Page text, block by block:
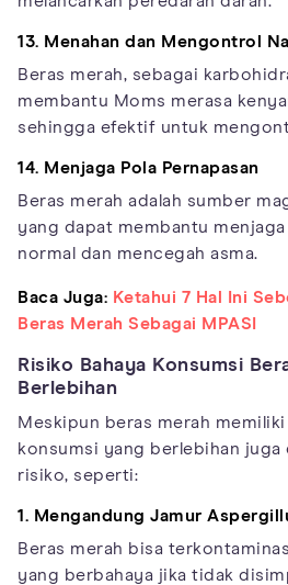
13. Menahan dan Mengontrol
Beras merah, sebagai
membantu Moms merasa
sehingga efektif untuk
14. Menjaga Pola Pernapasan
Beras merah adalah sumber
yang dapat membantu
normal dan mencegah asma.
Baca Juga: Ketahui 7 Hal Ini
Beras Merah Sebagai MPASI
Risiko Bahaya Konsumsi
Berlebihan
Meskipun beras merah
konsumsi yang berlebihan juga
risiko, seperti:
1. Mengandung Jamur
Beras merah bisa
yang berbahaya jika tidak